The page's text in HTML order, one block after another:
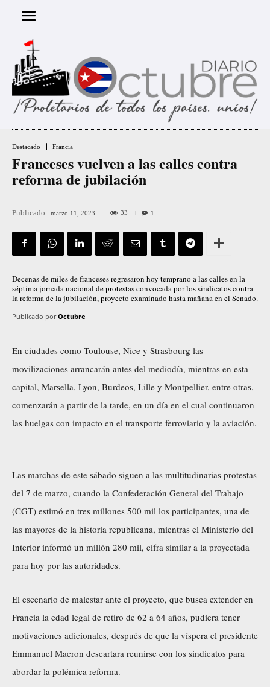
Destacado Francia
Franceses vuelven a las calles contra
reforma de jubilación
Publicado: marzo 11, 2023 33 1
Decenas de miles de franceses regresaron hoy temprano a las calles en la
séptima jornada nacional de protestas convocada por los sindicatos contra
la reforma de la jubilación, proyecto examinado hasta mañana en el Senado.
Publicado por Octubre
En ciudades como Toulouse, Nice y Strasbourg las
movilizaciones arrancarán antes del mediodía, mientras en esta
capital, Marsella, Lyon, Burdeos, Lille y Montpellier, entre otras,
comenzarán a partir de la tarde, en un día en el cual continuaron
las huelgas con impacto en el transporte ferroviario y la aviación.
Las marchas de este sábado siguen a las multitudinarias protestas
del 7 de marzo, cuando la Confederación General del Trabajo
(CGT) estimó en tres millones 500 mil los participantes, una de
las mayores de la historia republicana, mientras el Ministerio del
Interior informó un millón 280 mil, cifra similar a la proyectada
para hoy por las autoridades.
El escenario de malestar ante el proyecto, que busca extender en
Francia la edad legal de retiro de 62 a 64 años, pudiera tener
motivaciones adicionales, después de que la víspera el presidente
Emmanuel Macron descartara reunirse con los sindicatos para
abordar la polémica reforma.